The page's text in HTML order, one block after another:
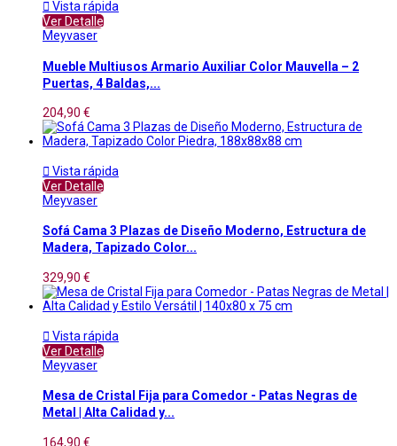
 Vista rápida
Ver Detalle
Meyvaser
Mueble Multiusos Armario Auxiliar Color Mauvella – 2
Puertas, 4 Baldas,...
204,90 €
 Vista rápida
Ver Detalle
Meyvaser
Sofá Cama 3 Plazas de Diseño Moderno, Estructura de
Madera, Tapizado Color...
329,90 €
 Vista rápida
Ver Detalle
Meyvaser
Mesa de Cristal Fija para Comedor - Patas Negras de
Metal | Alta Calidad y...
164,90 €